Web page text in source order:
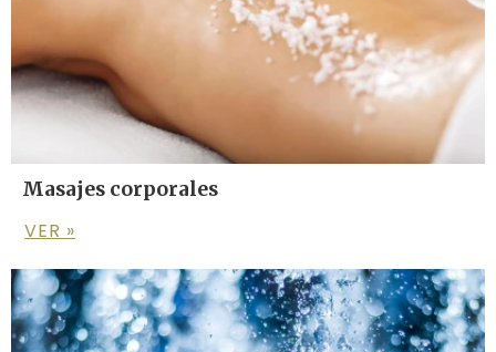
Masajes corporales
VER »